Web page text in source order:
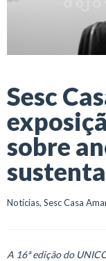
Sesc
sobre
Notícias, Sesc Casa
A 16ª edição do